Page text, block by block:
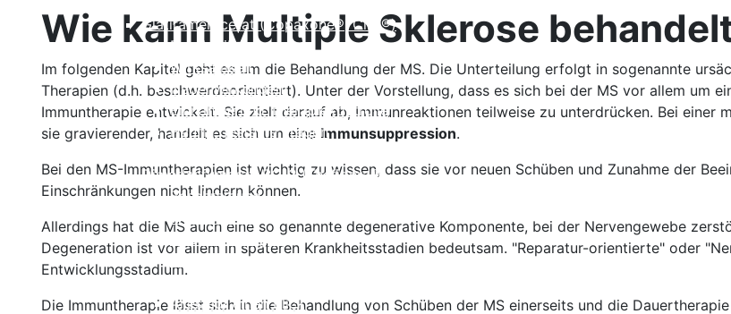
Glatirameracetat (Copaxone®, Clift®)
Beschreibung
Wirksamkeit
Nebenwirkungen
Einnahme und Therapiekontrolle
Häufig gestellte Fragen
Dimethylfumarat, BG12 (Tecfidera®)
Beschreibung
Wirksamkeit
Nebenwirkungen
Einnahme und Therapiekontrolle
Alles auf einen Blick
Wie kann Multiple Sklerose
Im folgenden Kapitel geht es um die Behandlung der MS. Die Unterteilung erfolgt in sogenannte
Therapien (d.h. beschwerdeorientiert). Unter der Vorstellung, dass es sich bei der MS vor allem um
Immuntherapie entwickelt. Sie zielt darauf ab, Immunreaktionen teilweise zu unterdrücken. Bei einer
sie gravierender, handelt es sich um eine Immunsuppression.
Bei den MS-Immuntherapien ist wichtig zu wissen, dass sie vor neuen Schüben und Zunahme der
Einschränkungen nicht lindern können.
Allerdings hat die MS auch eine so genannte degenerative Komponente, bei der Nervengewebe
Degeneration ist vor allem in späteren Krankheitsstadien bedeutsam. "Reparatur-orientierte" oder
Entwicklungsstadium.
Die Immuntherapie lässt sich in die Behandlung von Schüben der MS einerseits und die